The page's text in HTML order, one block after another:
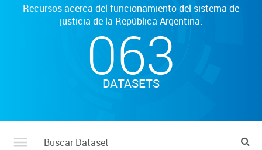
Recursos acerca del funcionamiento del sistema de
justicia de la República Argentina.
063
DATASETS